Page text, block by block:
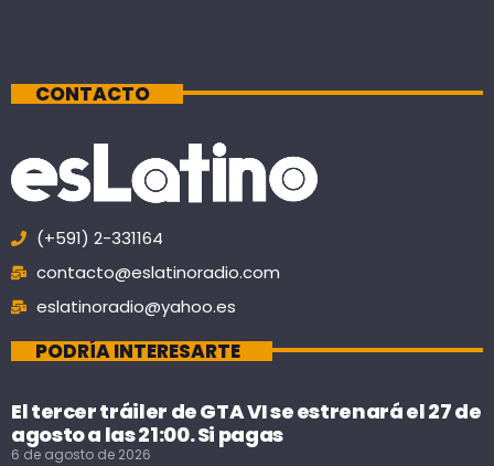
CONTACTO
(+591) 2-331164
contacto@eslatinoradio.com
eslatinoradio@yahoo.es
PODRÍA INTERESARTE
El tercer tráiler de GTA VI se estrenará el 27 de
agosto a las 21:00. Si pagas
6 de agosto de 2026